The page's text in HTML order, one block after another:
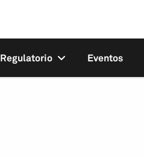
Regulatorio Eventos